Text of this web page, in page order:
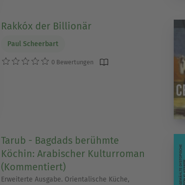
Rakkóx der Billionär
Paul Scheerbart
0 Bewertungen
Tarub - Bagdads berühmte
Köchin: Arabischer Kulturroman
(Kommentiert)
Erweiterte Ausgabe. Orientalische Küche,